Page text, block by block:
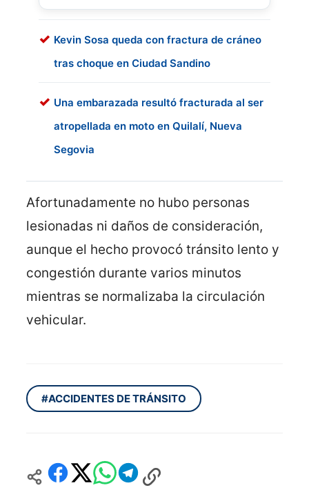
Kevin Sosa queda con fractura de cráneo
tras choque en Ciudad Sandino
Una embarazada resultó fracturada al ser
atropellada en moto en Quilalí, Nueva
Segovia
Afortunadamente no hubo personas
lesionadas ni daños de consideración,
aunque el hecho provocó tránsito lento y
congestión durante varios minutos
mientras se normalizaba la circulación
vehicular.
#ACCIDENTES DE TRÁNSITO